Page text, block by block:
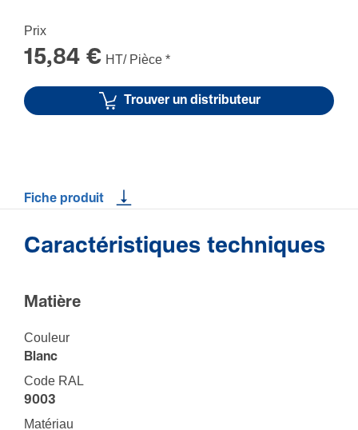
Prix
15,84 € HT/ Pièce *
Trouver un distributeur
Fiche produit
Caractéristiques techniques
Matière
Couleur
Blanc
Code RAL
9003
Maté­riau